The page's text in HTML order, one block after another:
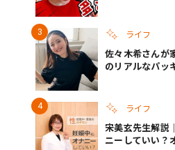
ライフ
佐々木希さんが
のリアルなパッ
ライフ
宋美玄先生解説
ニーしていい？